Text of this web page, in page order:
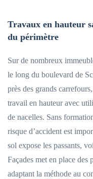
Travaux en hauteur
du périmètre
Sur de nombreux
le long du boulevard de
près des grands
travail en hauteur avec
de nacelles. Sans
risque d’accident est
sol expose les passants,
Façades met en place des
adaptant la méthode au